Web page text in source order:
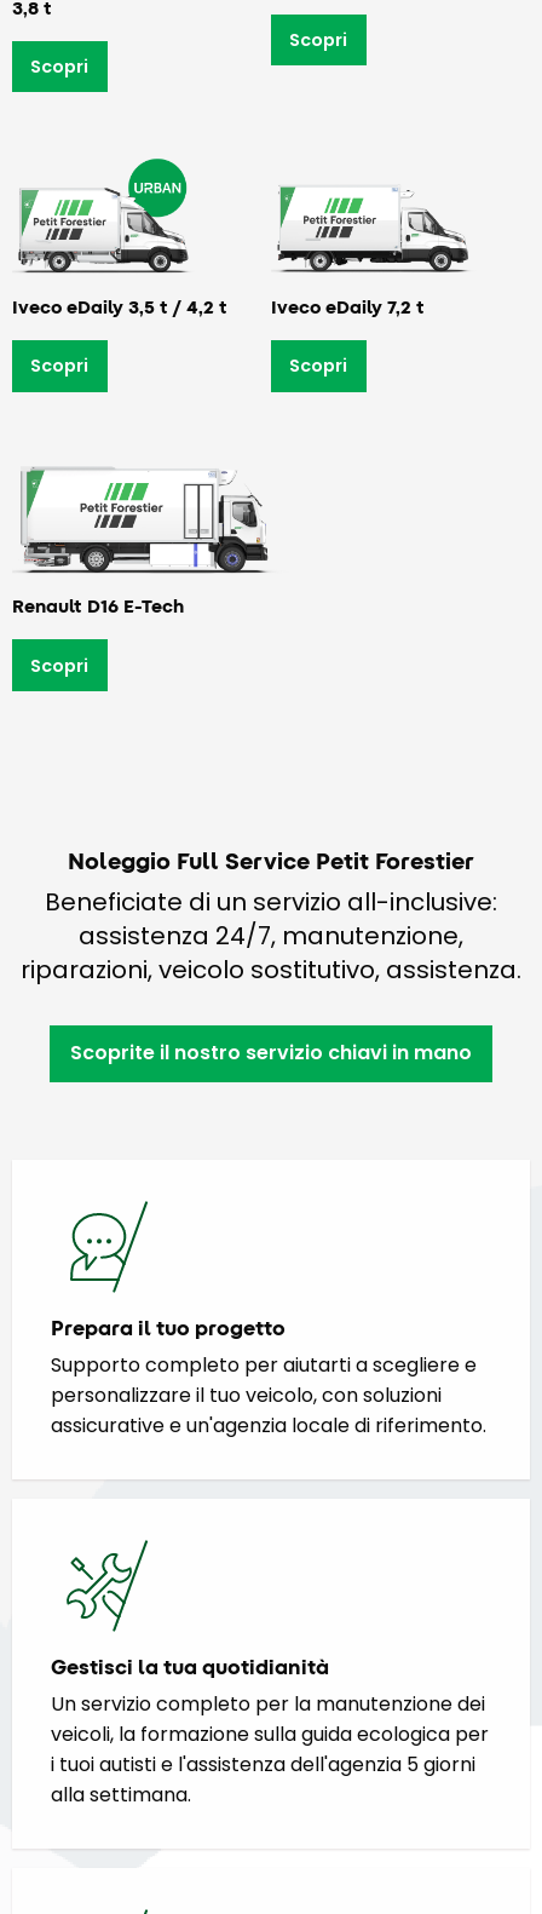
3,8 t
Scopri
Scopri
Iveco eDaily 3,5 t / 4,2 t
Scopri
Iveco eDaily 7,2 t
Scopri
Renault D16 E-Tech
Scopri
Noleggio Full Service Petit Forestier
Beneficiate di un servizio all-inclusive:
assistenza 24/7, manutenzione,
riparazioni, veicolo sostitutivo, assistenza.
Scoprite il nostro servizio chiavi in mano
Prepara il tuo progetto
Supporto completo per aiutarti a scegliere e
personalizzare il tuo veicolo, con soluzioni
assicurative e un'agenzia locale di riferimento.
Gestisci la tua quotidianità
Un servizio completo per la manutenzione dei
veicoli, la formazione sulla guida ecologica per
i tuoi autisti e l'assistenza dell'agenzia 5 giorni
alla settimana.